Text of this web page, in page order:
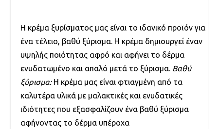
Η κρέμα ξυρίσματος μας είναι το ιδανικό προϊόν για
ένα τέλειο, βαθύ ξύρισμα. Η κρέμα δημιουργεί έναν
υψηλής ποιότητας αφρό και αφήνει το δέρμα
ενυδατωμένο και απαλό μετά το ξύρισμα. Βαθύ
ξύρισμα: Η κρέμα μας είναι φτιαγμένη από τα
καλυτέρα υλικά με μαλακτικές και ενυδατικές
ιδιότητες που εξασφαλίζουν ένα βαθύ ξύρισμα
αφήνοντας το δέρμα υπέροχα